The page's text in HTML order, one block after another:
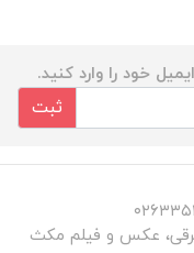
خود را وارد کنید.
ثبت